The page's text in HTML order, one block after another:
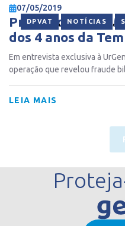
DPVAT , NOTÍCIAS ,
07/05/2019
Promotor Paulo
dos 4 anos da
Em entrevista exclusiva à
operação que revelou fraude
LEIA MAIS